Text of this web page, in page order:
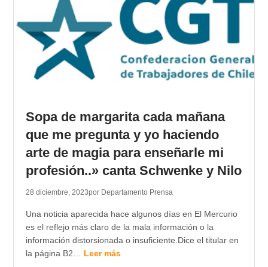
Sopa de margarita cada mañana
que me pregunta y yo haciendo
arte de magia para enseñarle mi
profesión..» canta Schwenke y Nilo
28 diciembre, 2023por Departamento Prensa
Una noticia aparecida hace algunos días en El Mercurio
es el reflejo más claro de la mala información o la
información distorsionada o insuficiente.Dice el titular en
la página B2… Leer más